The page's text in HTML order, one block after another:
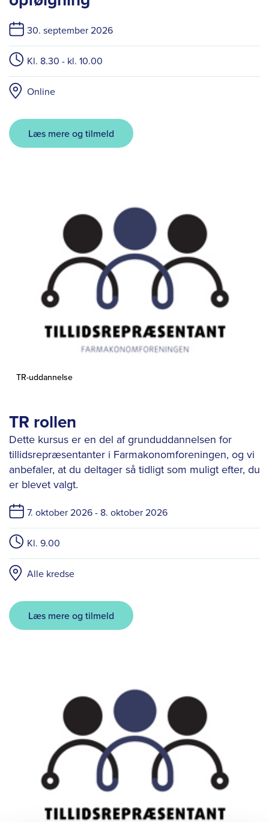
30. september 2026
Kl. 8.30 - kl. 10.00
Online
Læs mere og tilmeld
TR-uddannelse
TR rollen
Dette kursus er en del af grunduddannelsen for
tillidsrepræsentanter i Farmakonomforeningen, og vi
anbefaler, at du deltager så tidligt som muligt efter, du
er blevet valgt.
7. oktober 2026 - 8. oktober 2026
Kl. 9.00
Alle kredse
Læs mere og tilmeld